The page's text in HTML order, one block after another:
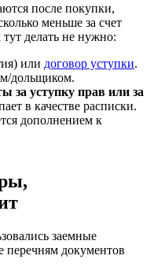
после покупки,
меньше за счет
делать не нужно:
или договор уступки.
дольщиком.
за уступку прав или за
в качестве расписки.
дополнением к
заемные
перечням документов